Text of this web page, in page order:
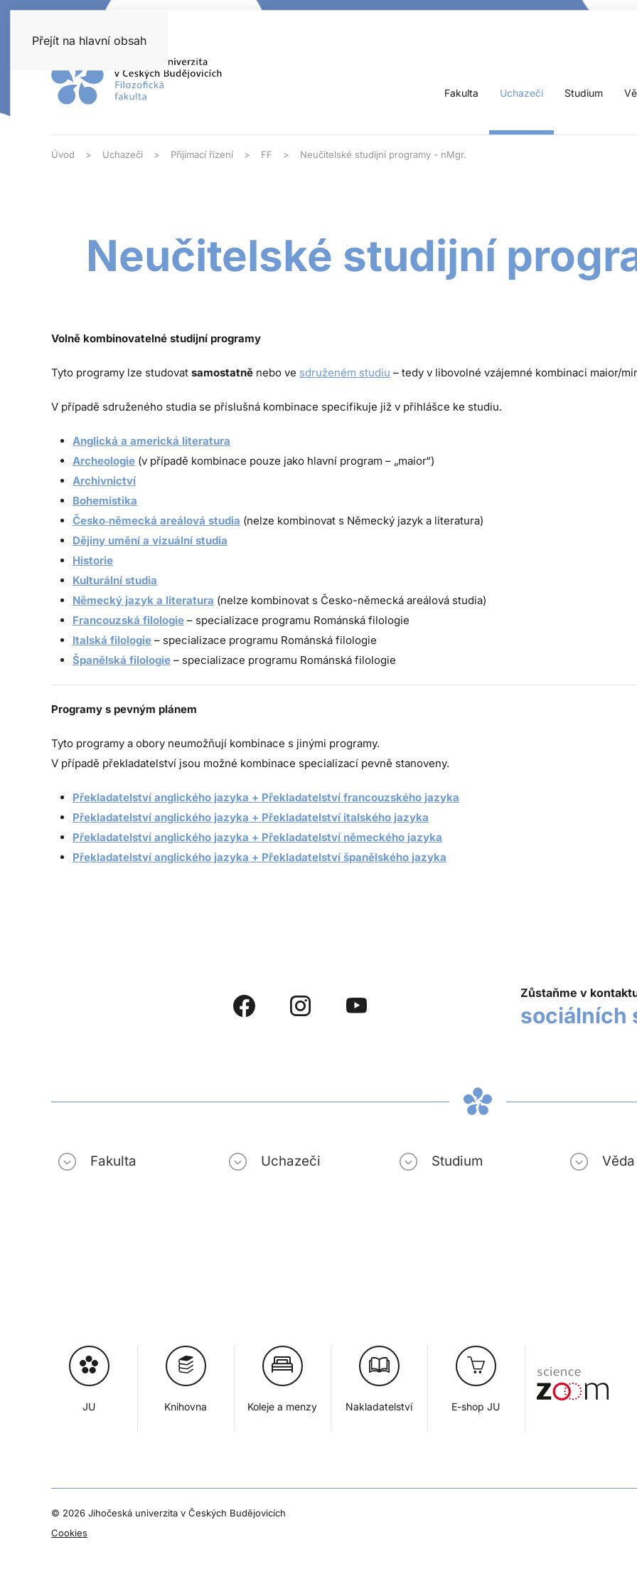
Přejít na hlavní obsah
Fakulta Uchazeči Studium
Úvod Uchazeči Přijímací řízení FF Neučitelské studijní programy - nMgr.
Neučitelské studijní
Volně kombinovatelné studijní programy
Tyto programy lze studovat samostatně nebo ve sdruženém studiu – tedy v libovolné vzájemné kombinaci maior/
V případě sdruženého studia se příslušná kombinace specifikuje již v přihlášce ke studiu.
Anglická a americká literatura
Archeologie (v případě kombinace pouze jako hlavní program – „maior“)
Archivnictví
Bohemistika
Česko‑německá areálová studia (nelze kombinovat s Německý jazyk a literatura)
Dějiny umění a vizuální studia
Historie
Kulturální studia
Německý jazyk a literatura (nelze kombinovat s Česko-německá areálová studia)
Francouzská filologie – specializace programu Románská filologie
Italská filologie – specializace programu Románská filologie
Španělská filologie – specializace programu Románská filologie
Programy s pevným plánem
Tyto programy a obory neumožňují kombinace s jinými programy.
V případě překladatelství jsou možné kombinace specializací pevně stanoveny.
Překladatelství anglického jazyka + Překladatelství francouzského jazyka
Překladatelství anglického jazyka + Překladatelství italského jazyka
Překladatelství anglického jazyka + Překladatelství německého jazyka
Překladatelství anglického jazyka + Překladatelství španělského jazyka
Zůstaňme v
sociálních
Fakulta Uchazeči Studium
JU Knihovna Koleje a menzy Nakladatelství E-shop JU
© 2026 Jihočeská univerzita v Českých Budějovicích
Cookies